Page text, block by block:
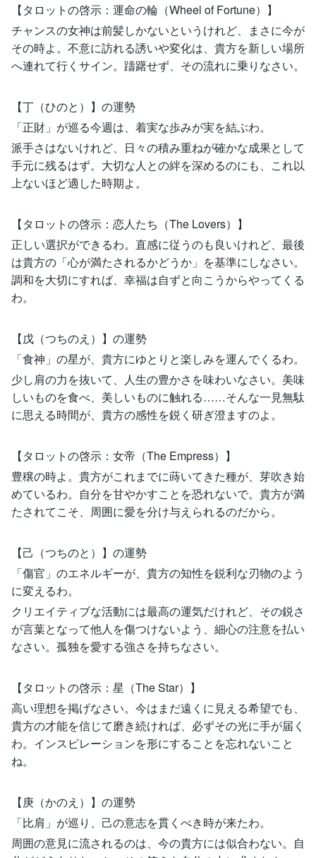
【タロットの啓示：運命の輪（Wheel of Fortune）】
チャンスの女神は前髪しかないというけれど、まさに今が
その時よ。不意に訪れる誘いや変化は、貴方を新しい場所
へ連れて行くサイン。躊躇せず、その流れに乗りなさい。
【丁（ひのと）】の運勢
「正財」が巡る今週は、着実な歩みが実を結ぶわ。
派手さはないけれど、日々の積み重ねが確かな成果として
手元に残るはず。大切な人との絆を深めるのにも、これ以
上ないほど適した時期よ。
【タロットの啓示：恋人たち（The Lovers）】
正しい選択ができるわ。直感に従うのも良いけれど、最後
は貴方の「心が満たされるかどうか」を基準にしなさい。
調和を大切にすれば、幸福は自ずと向こうからやってくる
わ。
【戊（つちのえ）】の運勢
「食神」の星が、貴方にゆとりと楽しみを運んでくるわ。
少し肩の力を抜いて、人生の豊かさを味わいなさい。美味
しいものを食べ、美しいものに触れる……そんな一見無駄
に思える時間が、貴方の感性を鋭く研ぎ澄ますのよ。
【タロットの啓示：女帝（The Empress）】
豊穣の時よ。貴方がこれまでに蒔いてきた種が、芽吹き始
めているわ。自分を甘やかすことを恐れないで。貴方が満
たされてこそ、周囲に愛を分け与えられるのだから。
【己（つちのと）】の運勢
「傷官」のエネルギーが、貴方の知性を鋭利な刃物のよう
に変えるわ。
クリエイティブな活動には最高の運気だけれど、その鋭さ
が言葉となって他人を傷つけないよう、細心の注意を払い
なさい。孤独を愛する強さを持ちなさい。
【タロットの啓示：星（The Star）】
高い理想を掲げなさい。今はまだ遠くに見える希望でも、
貴方の才能を信じて磨き続ければ、必ずその光に手が届く
わ。インスピレーションを形にすることを忘れないこと
ね。
【庚（かのえ）】の運勢
「比肩」が巡り、己の意志を貫くべき時が来たわ。
周囲の意見に流されるのは、今の貴方には似合わない。自